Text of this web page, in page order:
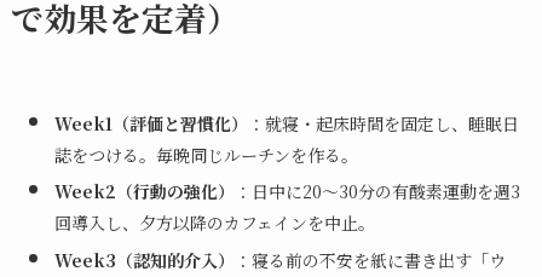
で効果を定着）
Week1（評価と習慣化）
：就寝・起床時間を固定し、睡眠日
誌をつける。毎晩同じルーチンを作る。
Week2（行動の強化）
：日中に20〜30分の有酸素運動を週3
回導入し、夕方以降のカフェインを中止。
Week3（認知的介入）
：寝る前の不安を紙に書き出す「ウ